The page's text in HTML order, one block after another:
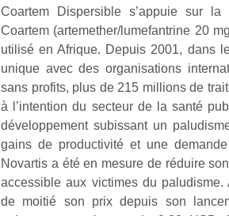
Coartem Dispersible s’appuie sur la
Coartem (artemether/lumefantrine 20
utilisé en Afrique. Depuis 2001, dans
unique avec des organisations
sans profits, plus de 215 millions de
à l’intention du secteur de la santé
développement subissant un
gains de productivité et une
Novartis a été en mesure de réduire
accessible aux victimes du
de moitié son prix depuis son
NextGen,
une
nouvelle
trottinette
mécanique
Beeper
débordent
souvent
d’énergie.
Varier les
Des
trampolines
pour les
grands et
les petits !
Durant les
vacances
estivales
et avec le
retour des
beaux
jours, c’est